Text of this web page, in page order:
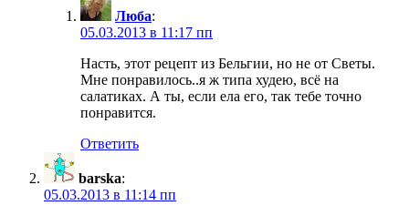
Люба:
05.03.2013 в 11:17 пп
Насть, этот рецепт из Бельгии, но не от Светы.
Мне понравилось..я ж типа худею, всё на
салатиках. А ты, если ела его, так тебе точно
понравится.
Ответить
barska:
05.03.2013 в 11:14 пп